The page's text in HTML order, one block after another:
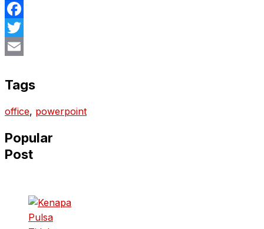
Facebook
Twitter
Tags
office, powerpoint
Popular
Post